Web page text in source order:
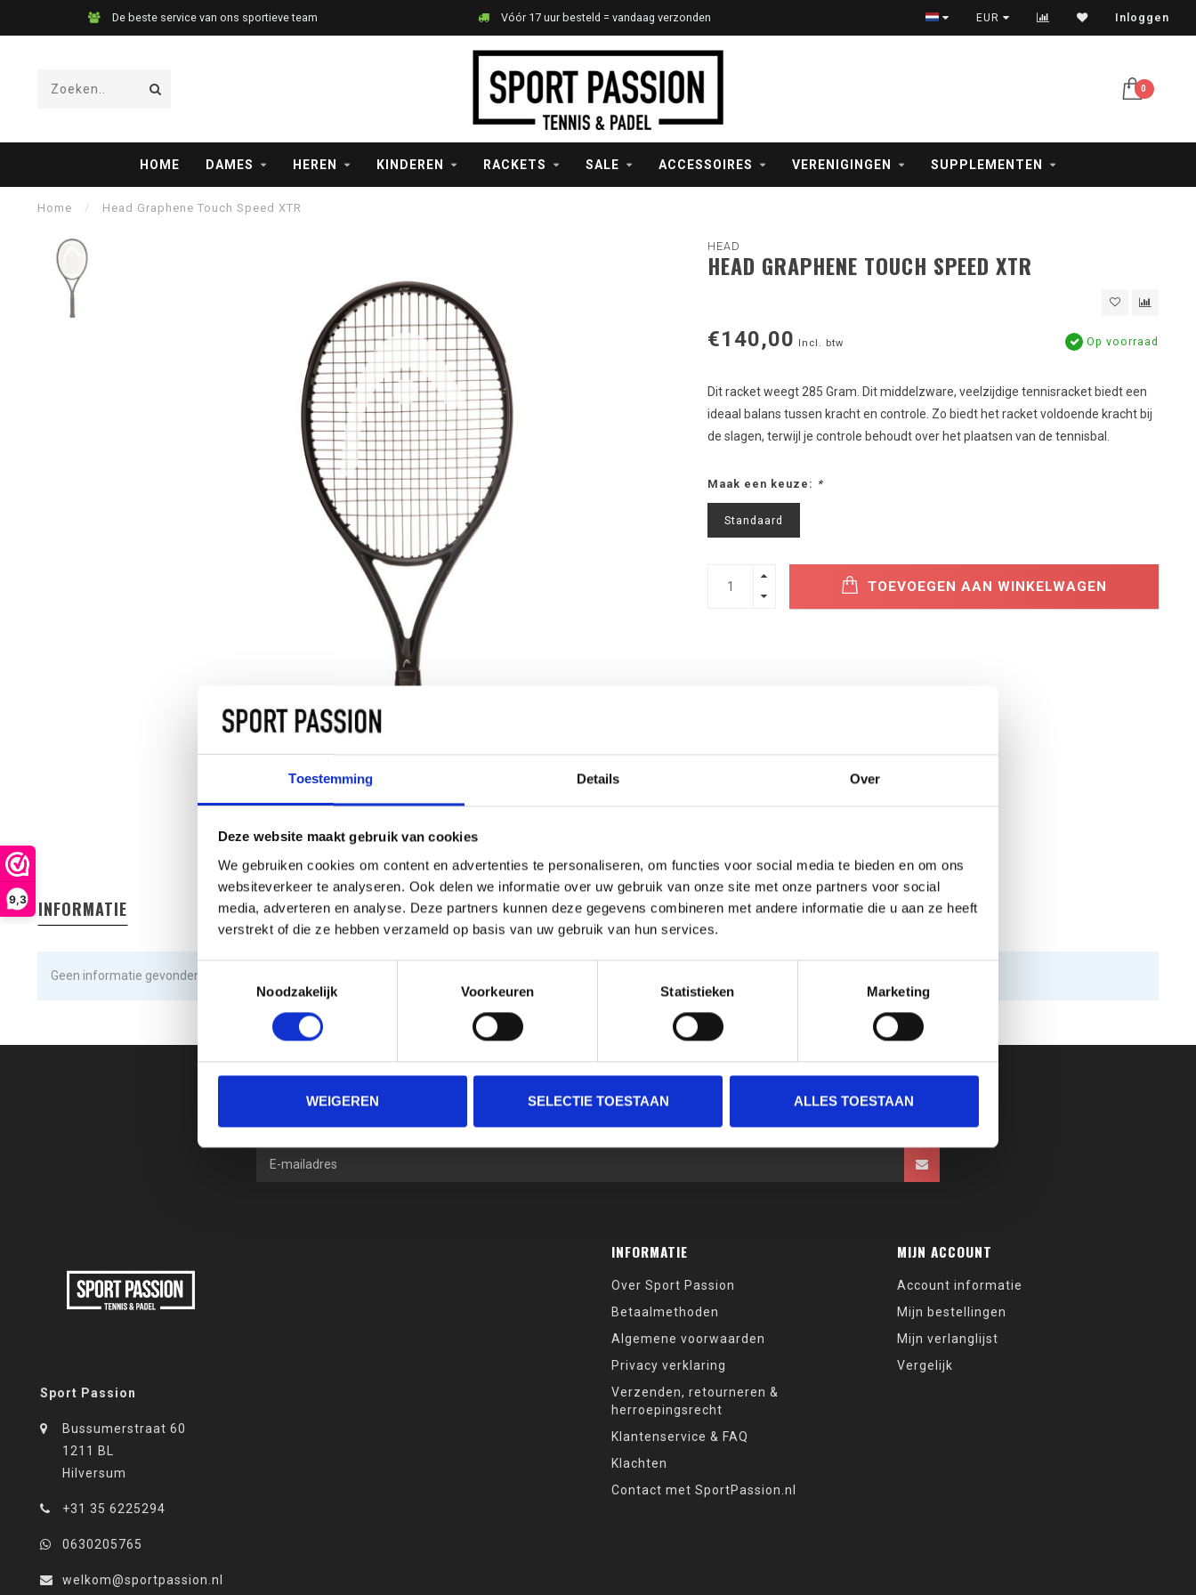
Toestemming Details Over
Deze website maakt gebruik van cookies
We gebruiken cookies om content en advertenties te personaliseren, om functies voor social media te bieden en om ons
websiteverkeer te analyseren. Ook delen we informatie over uw gebruik van onze site met onze partners voor social
media, adverteren en analyse. Deze partners kunnen deze gegevens combineren met andere informatie die u aan ze heeft
verstrekt of die ze hebben verzameld op basis van uw gebruik van hun services.
Toestemmingsselectie
Noodzakelijk
Voorkeuren Statistieken Marketing
WEIGEREN SELECTIE TOESTAAN ALLES TOESTAAN
9,3
De beste service van ons sportieve team Vóór 17 uur besteld = vandaag verzonden Veilig betalen met iDeal, creditcard en PayPal
EUR Inloggen
0
HOME DAMES HEREN KINDEREN RACKETS SALE ACCESSOIRES VERENIGINGEN SUPPLEMENTEN
Home / Head Graphene Touch Speed XTR
HEAD
HEAD GRAPHENE TOUCH SPEED XTR
€140,00 Incl. btw Op voorraad
Dit racket weegt 285 Gram. Dit middelzware, veelzijdige tennisracket biedt een
ideaal balans tussen kracht en controle. Zo biedt het racket voldoende kracht bij
de slagen, terwijl je controle behoudt over het plaatsen van de tennisbal.
Maak een keuze: *
Standaard
TOEVOEGEN AAN WINKELWAGEN
INFORMATIE
Geen informatie gevonden
SCHRIJF JE IN VOOR ONZE NIEUWSBRIEF
En ontvang direct 10% korting in onze webwinkel
Sport Passion
Bussumerstraat 60
1211 BL
Hilversum
+31 35 6225294
0630205765
welkom@sportpassion.nl
INFORMATIE
Over Sport Passion
Betaalmethoden
Algemene voorwaarden
Privacy verklaring
Verzenden, retourneren &
herroepingsrecht
Klantenservice & FAQ
Klachten
Contact met SportPassion.nl
MIJN ACCOUNT
Account informatie
Mijn bestellingen
Mijn verlanglijst
Vergelijk